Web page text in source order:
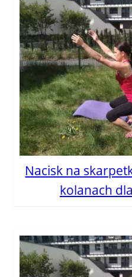
Nacisk na
kolanach